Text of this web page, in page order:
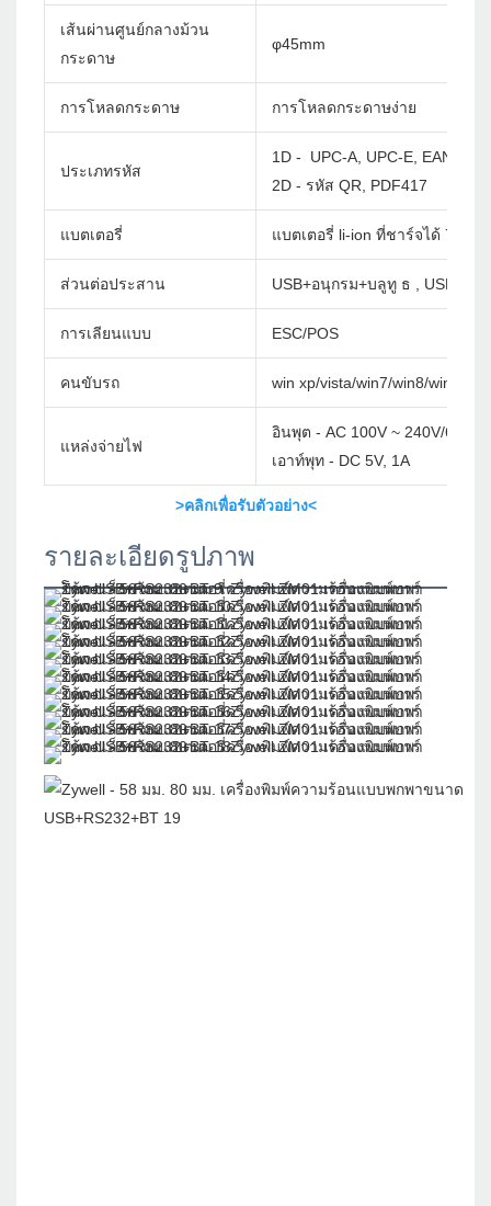
เส้นผ่านศูนย์กลางม้วน
กระดาษ
φ45mm
การโหลดกระดาษ การโหลดกระดาษง่าย
ประเภทรหัส
1D - UPC-A, UPC-E, EAN-8,
2D - รหัส QR, PDF417
แบตเตอรี่ แบตเตอรี่ li-ion ที่ชาร์จได้ 7.4V,
ส่วนต่อประสาน USB+อนุกรม+บลูทู ธ , USB+อนุ
การเลียนแบบ ESC/POS
คนขับรถ win xp/vista/win7/win8/win10/
แหล่งจ่ายไฟ
อินพุต - AC 100V ~ 240V/60Hz
เอาท์พุท - DC 5V, 1A
>คลิกเพื่อรับตัวอย่าง<
รายละเอียดรูปภาพ